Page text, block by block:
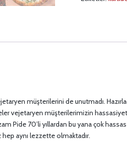
müşterilerini de unutmadı.
vejetaryen müşterilerimizin
Pide 70’li yıllardan bu yana çok
aynı lezzette olmaktadır.